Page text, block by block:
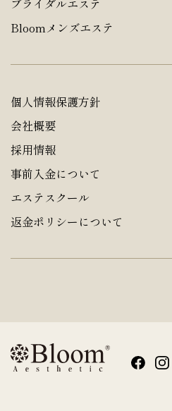
ブライダルエステ
Bloomメンズエステ
個人情報保護方針
会社概要
採用情報
事前入金について
エステスクール
返金ポリシーについて